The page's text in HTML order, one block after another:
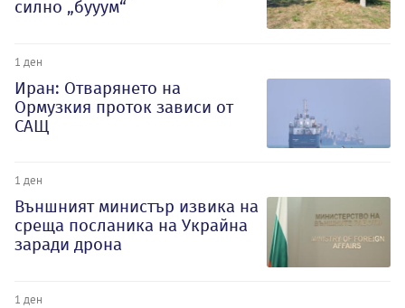
силно „бууум“
1 ден
Иран: Отварянето на
Ормузкия проток зависи от
САЩ
1 ден
Външният министър извика на
среща посланика на Украйна
заради дрона
1 ден